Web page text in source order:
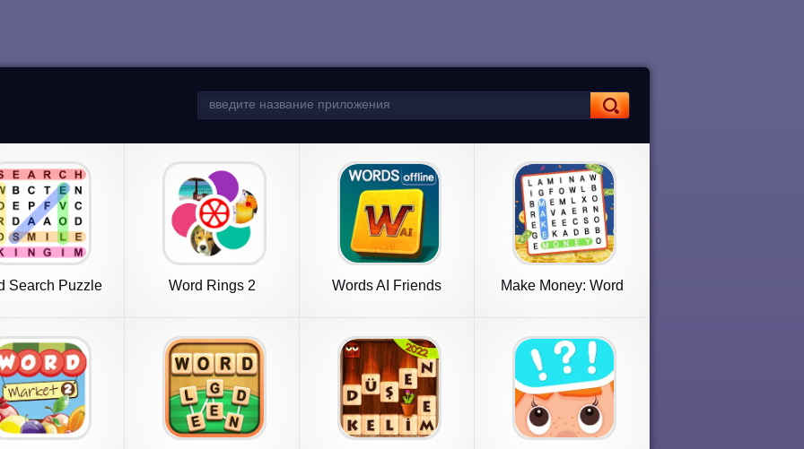
Search Puzzle
Word Rings 2
Words AI Friends
Make Money: Word